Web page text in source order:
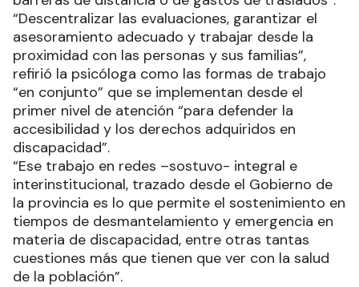
“Descentralizar las evaluaciones, garantizar el
asesoramiento adecuado y trabajar desde la
proximidad con las personas y sus familias”,
refirió la psicóloga como las formas de trabajo
“en conjunto” que se implementan desde el
primer nivel de atención “para defender la
accesibilidad y los derechos adquiridos en
discapacidad”.
“Ese trabajo en redes –sostuvo- integral e
interinstitucional, trazado desde el Gobierno de
la provincia es lo que permite el sostenimiento en
tiempos de desmantelamiento y emergencia en
materia de discapacidad, entre otras tantas
cuestiones más que tienen que ver con la salud
de la población”.